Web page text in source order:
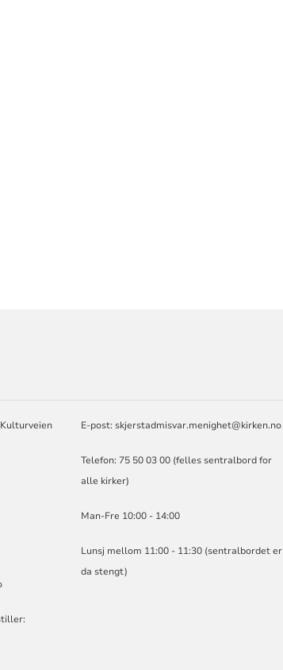
E-post: skjerstadmisvar.menighet@kirken.no
Telefon: 75 50 03 00 (felles sentralbord for
alle kirker)
Man-Fre 10:00 - 14:00
Lunsj mellom 11:00 - 11:30 (sentralbordet er
da stengt)